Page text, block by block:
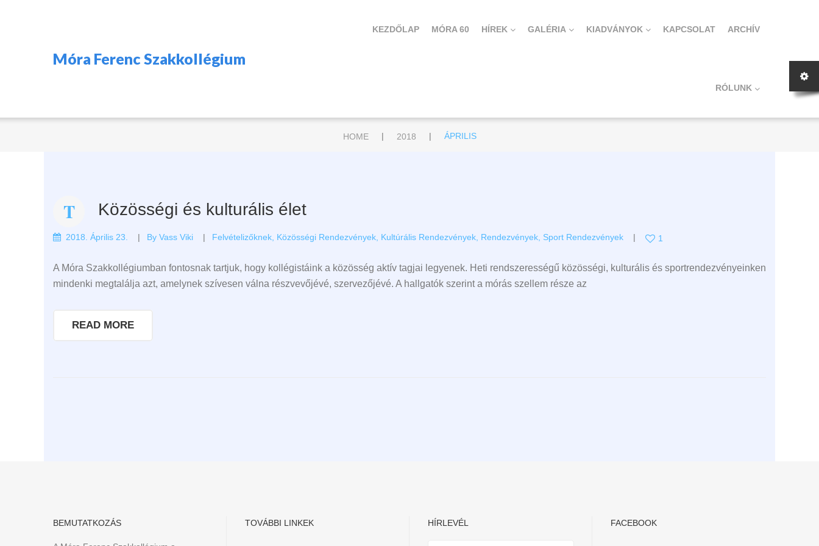
Móra Ferenc Szakkollégium
KEZDŐLAP MÓRA 60 HÍREK GALÉRIA KIADVÁNYOK KAPCSOLAT ARCHÍV
RÓLUNK
HOME | 2018 | ÁPRILIS
Közösségi és kulturális élet
2018. Április 23. By Vass Viki Felvételizőknek Közösségi Rendezvények Kultúrális Rendezvények Rendezvények Sport Rendezvények 1
A Móra Szakkollégiumban fontosnak tartjuk, hogy kollégistáink a közösség aktív tagjai legyenek. Heti rendszerességű közösségi, kulturális és sportrendezvényeinken
mindenki megtalálja azt, amelynek szívesen válna részvevőjévé, szervezőjévé. A hallgatók szerint a mórás szellem része az
READ MORE
BEMUTATKOZÁS TOVÁBBI LINKEK HÍRLEVÉL FACEBOOK